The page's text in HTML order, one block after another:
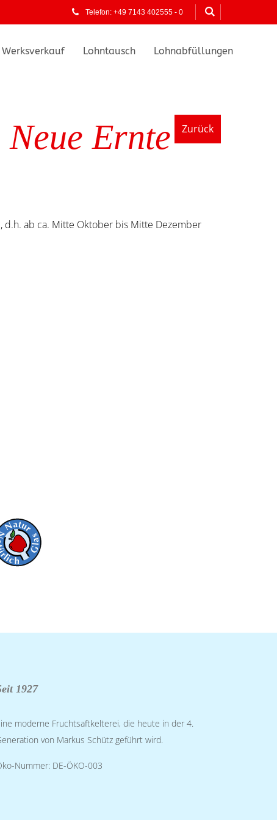
Telefon: +49 7143 402555 - 0
Werksverkauf Lohntausch Lohnabfüllungen
Zurück
Ernte
d.h. ab ca. Mitte Oktober bis Mitte Dezember
1927
moderne Fruchtsaftkelterei, die heute in der 4.
von Markus Schütz geführt wird.
Nummer: DE-ÖKO-003